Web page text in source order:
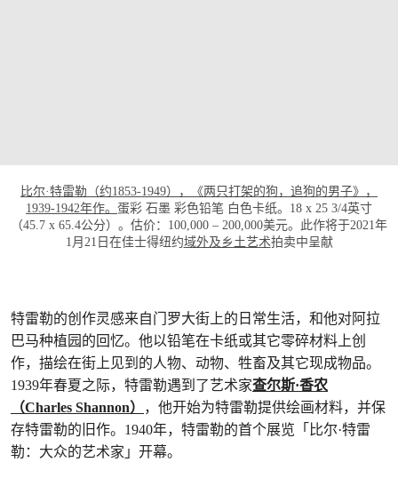
比尔·特雷勒（约1853-1949），《两只打架的狗，追狗的男子》，
1939-1942年作。 蛋彩 石墨 彩色铅笔 白色卡纸。18 x 25 3/4英寸
（45.7 x 65.4公分）。估价：100,000 – 200,000美元。此作将于2021年
1月21日在佳士得纽约域外及乡土艺术拍卖中呈献
特雷勒的创作灵感来自门罗大街上的日常生活，和他对阿拉
巴马种植园的回忆。他以铅笔在卡纸或其它零碎材料上创
作，描绘在街上见到的人物、动物、牲畜及其它现成物品。
1939年春夏之际，特雷勒遇到了艺术家查尔斯·香农
（Charles Shannon）
，他开始为特雷勒提供绘画材料，并保
存特雷勒的旧作。1940年，特雷勒的首个展览「比尔·特雷
勒：大众的艺术家」开幕。